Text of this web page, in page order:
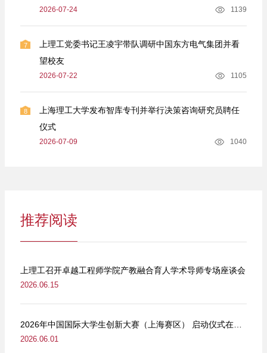
2026-07-24 1139
7
上理工党委书记王凌宇带队调研中国东方电气集团并看
望校友
2026-07-22 1105
8
上海理工大学发布智库专刊并举行决策咨询研究员聘任
仪式
2026-07-09 1040
推荐阅读
上理工召开卓越工程师学院产教融合育人学术导师专场座谈会
2026.06.15
2026.06.01